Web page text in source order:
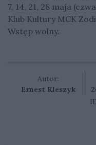
7, 14, 21, 28 maja
Klub Kultury MCK
Wstęp wolny.
Autor:
Ernest Kleszyk